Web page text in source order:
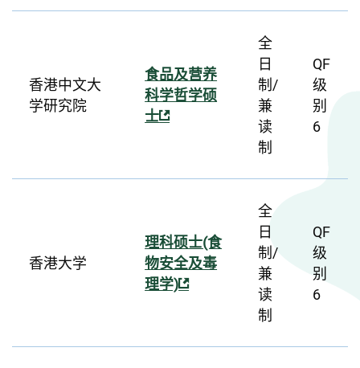
香港中文大
学研究院
食品及营养
科学哲学硕
士
全
日
制/
兼
读
制
QF
级
别
6
香港大学
理科硕士(食
物安全及毒
理学)
全
日
制/
兼
读
制
QF
级
别
6